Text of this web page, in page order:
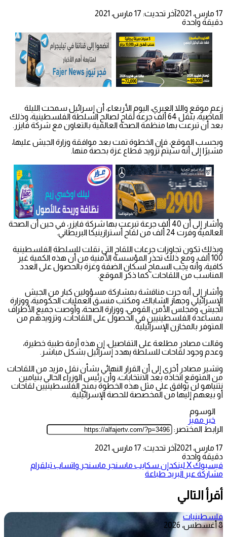
17 مارس، 2021
آخر تحديث: 17 مارس، 2021
دقيقة واحدة
زعم موقع واللا العبري، اليوم الأربعاء، أن إسرائيل سمحت الليلة
الماضية، بنقل 64 ألف جرعة لقاح لصالح السلطة الفلسطينية، وذلك
بعد أن تبرعت بها منظمة الصحة العالمية بالتعاون مع شركة فايزر.
وبحسب الموقع، فإن الخطوة تمت بعد موافقة وزارة الجيش عليها،
مشيرًا إلى أنه سيتم تزويد قطاع غزة بحصة منها.
وأشار إلى أن 40 ألف جرعة تبرعت بها شركة فايزر، في حين أن الصحة
العالمية وفرت 24 ألف من لقاح أسترازينيكا البريطاني.
وبذلك تكون تجاوزات جرعات اللقاح التي نقلت للسلطة الفلسطينية
100 ألف، ومع ذلك تحذر المؤسسة الأمنية من أن هذه الكمية غير
كافية، وأنه يجب السماح لسكان الضفة وغزة بالحصول على العدد
المناسب من اللقاحات. كما ذكر الموقع.
وأشار إلى أنه جرت مناقشة بمشاركة مسؤولين كبار من الجيش
الإسرائيلي وجهاز الشاباك، ومكتب منسق العمليات الحكومية، ووزارة
الجيش، ومجلس الأمن القومي، ووزارة الصحة، وأوصت جميع الأطراف
بمساعدة الفلسطينيين في الحصول على اللقاحات، وتزويدهم من
المتوفر بالمخازن الإسرائيلية.
وقالت مصادر مطلعة على التفاصيل، إن هذه أزمة طبية خطيرة،
وعدم وجود لقاحات للسلطة يهدد إسرائيل بشكل مباشر.
وتشير مصادر أخرى إلى أن القرار النهائي بشأن نقل مزيد من اللقاحات
من المتوقع اتخاذه بعد الانتخابات، وأن رئيس الوزراء الحالي بنيامين
نتنياهو لن يوافق على مثل هذه الخطوة بمنح الفلسطينيين لقاحات
أو بيعهم إليها من المخصصة للحصة الإسرائيلية.
الوسوم
خبر مميز
الرابط المختصر:
17 مارس، 2021
آخر تحديث: 17 مارس، 2021
دقيقة واحدة
فيسبوك‫Xلينكدإن سكايب ماسنجر ماسنجر واتساب تيلقرام
مشاركة عبر البريد طباعة
أقرأ التالي
فلسطينيات
8 أغسطس، 2026